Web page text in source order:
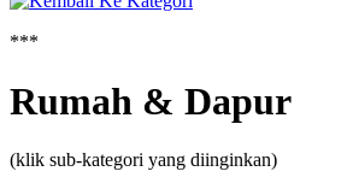
***
Rumah & Dapur
(klik sub-kategori yang diinginkan)